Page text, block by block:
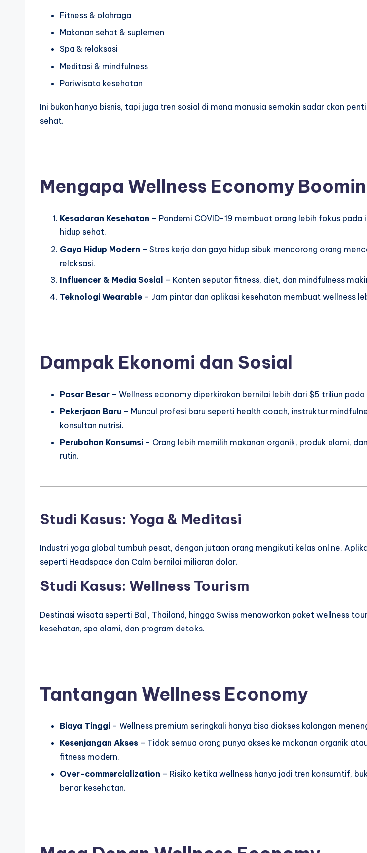
Fitness & olahraga
Makanan sehat & suplemen
Spa & relaksasi
Meditasi & mindfulness
Pariwisata kesehatan
Ini bukan hanya bisnis, tapi juga tren sosial di mana manusia semakin sadar akan
sehat.
Mengapa Wellness Economy
Kesadaran Kesehatan – Pandemi COVID-19 membuat orang lebih fokus pada
hidup sehat.
Gaya Hidup Modern – Stres kerja dan gaya hidup sibuk mendorong orang
relaksasi.
Influencer & Media Sosial – Konten seputar fitness, diet, dan mindfulness
Teknologi Wearable – Jam pintar dan aplikasi kesehatan membuat wellness
Dampak Ekonomi dan Sosial
Pasar Besar – Wellness economy diperkirakan bernilai lebih dari $5 triliun pada
Pekerjaan Baru – Muncul profesi baru seperti health coach, instruktur
konsultan nutrisi.
Perubahan Konsumsi – Orang lebih memilih makanan organik, produk alami,
rutin.
Studi Kasus: Yoga & Meditasi
Industri yoga global tumbuh pesat, dengan jutaan orang mengikuti kelas online.
seperti Headspace dan Calm bernilai miliaran dolar.
Studi Kasus: Wellness Tourism
Destinasi wisata seperti Bali, Thailand, hingga Swiss menawarkan paket wellness
kesehatan, spa alami, dan program detoks.
Tantangan Wellness Economy
Biaya Tinggi – Wellness premium seringkali hanya bisa diakses kalangan
Kesenjangan Akses – Tidak semua orang punya akses ke makanan organik
fitness modern.
Over-commercialization – Risiko ketika wellness hanya jadi tren konsumtif,
benar kesehatan.